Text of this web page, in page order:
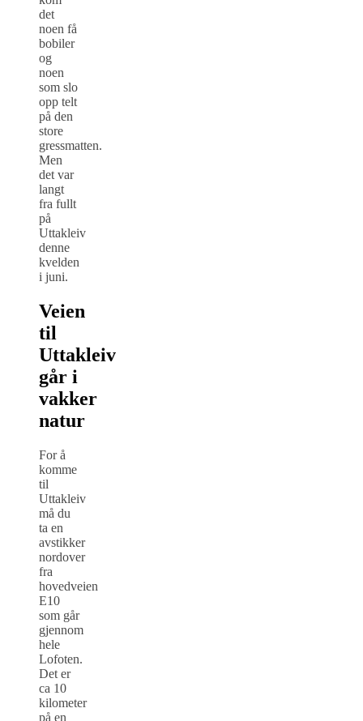
det
noen få
bobiler
og
noen
som slo
opp telt
på den
store
gressmatten.
Men
det var
langt
fra fullt
på
Uttakleiv
denne
kvelden
i juni.
Veien
til
Uttakleiv
går i
vakker
natur
For å
komme
til
Uttakleiv
må du
ta en
avstikker
nordover
fra
hovedveien
E10
som går
gjennom
hele
Lofoten.
Det er
ca 10
kilometer
på en